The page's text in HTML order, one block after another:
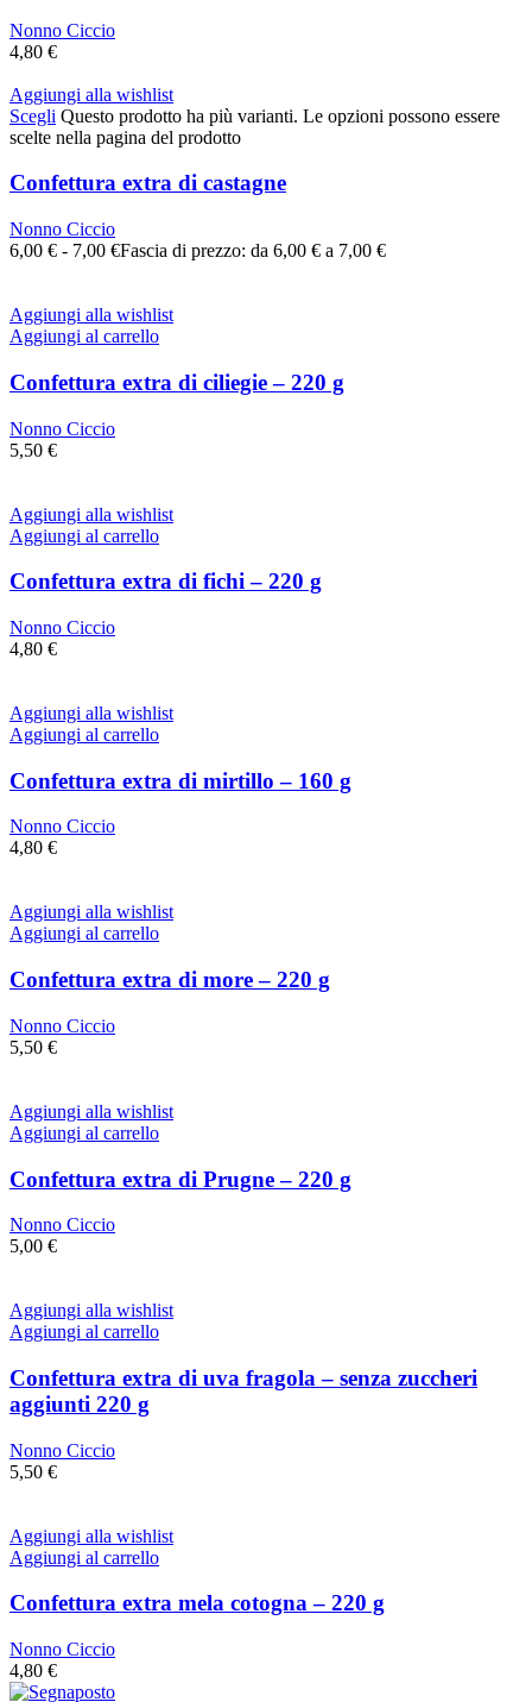
Nonno Ciccio
4,80 €
Aggiungi alla wishlist
Scegli Questo prodotto ha più varianti. Le opzioni possono essere
scelte nella pagina del prodotto
Confettura extra di castagne
Nonno Ciccio
6,00 € - 7,00 €Fascia di prezzo: da 6,00 € a 7,00 €
Aggiungi alla wishlist
Aggiungi al carrello
Confettura extra di ciliegie – 220 g
Nonno Ciccio
5,50 €
Aggiungi alla wishlist
Aggiungi al carrello
Confettura extra di fichi – 220 g
Nonno Ciccio
4,80 €
Aggiungi alla wishlist
Aggiungi al carrello
Confettura extra di mirtillo – 160 g
Nonno Ciccio
4,80 €
Aggiungi alla wishlist
Aggiungi al carrello
Confettura extra di more – 220 g
Nonno Ciccio
5,50 €
Aggiungi alla wishlist
Aggiungi al carrello
Confettura extra di Prugne – 220 g
Nonno Ciccio
5,00 €
Aggiungi alla wishlist
Aggiungi al carrello
Confettura extra di uva fragola – senza zuccheri
aggiunti 220 g
Nonno Ciccio
5,50 €
Aggiungi alla wishlist
Aggiungi al carrello
Confettura extra mela cotogna – 220 g
Nonno Ciccio
4,80 €